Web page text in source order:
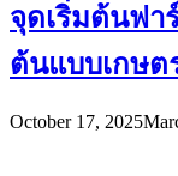
จุดเริ่มต้นฟา
ต้นแบบเกษต
October 17, 2025